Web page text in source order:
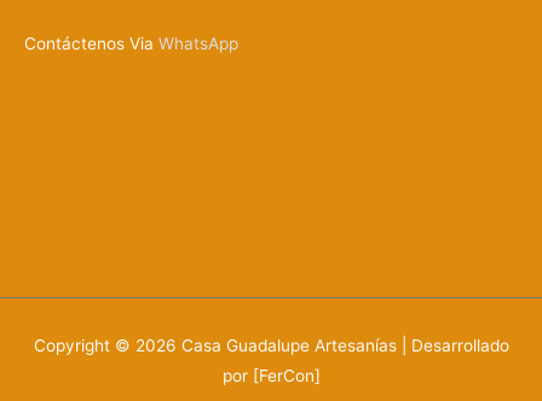
Contáctenos Via WhatsApp
Copyright © 2026 Casa Guadalupe Artesanías| Desarrollado
por [FerCon]